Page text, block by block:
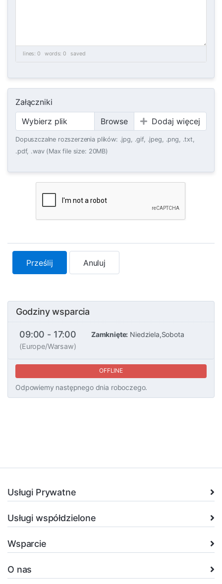
lines: 0 words: 0 saved
Załączniki
Wybierz plik
Dodaj więcej
Dopuszczalne rozszerzenia plików: .jpg, .gif, .jpeg, .png, .txt,
.pdf, .wav (Max file size: 20MB)
Prześlij Anuluj
Godziny wsparcia
09:00 - 17:00
(Europe/Warsaw)
Zamknięte: Niedziela,Sobota
OFFLINE
Odpowiemy następnego dnia roboczego.
Usługi Prywatne
Usługi współdzielone
Wsparcie
O nas